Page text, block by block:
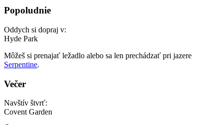
Popoludnie
Oddych si dopraj v:
Hyde Park
Môžeš si prenajať ležadlo alebo sa len prechádzať pri jazere
Serpentine.
Večer
Navštív štvrť:
Covent Garden